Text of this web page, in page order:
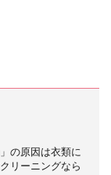
の原因は衣類に
リーニングなら